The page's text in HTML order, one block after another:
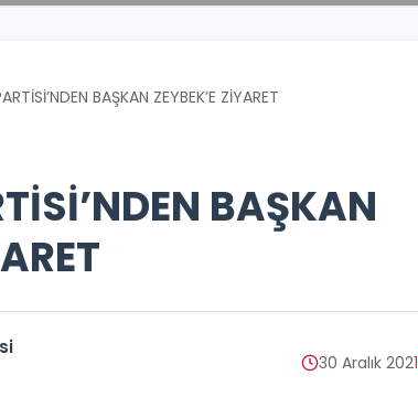
BAŞKAN ZEYBEK’E ZİYARET
BAŞKAN
30 Aralık 2021